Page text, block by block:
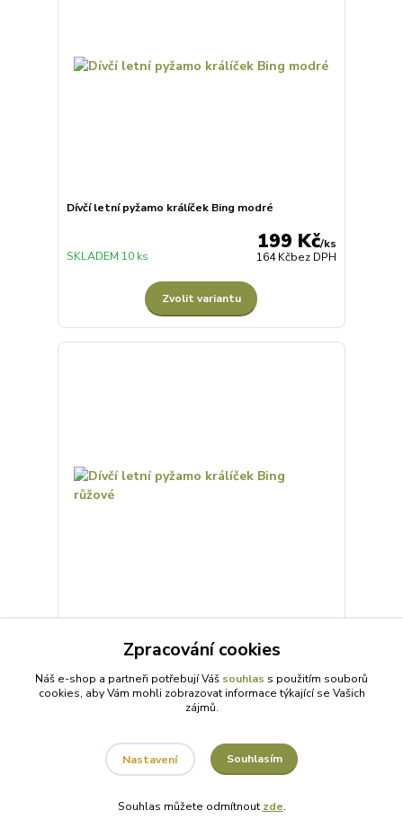
Dívčí letní pyžamo králíček Bing modré
199 Kč/ks
164 Kčbez DPH
SKLADEM 10 ks
Zvolit variantu
199 Kč
164 Kčbez DPH
SKLADEM 6 ks
Zvolit variantu
Zpracování cookies
Náš e-shop a partneři potřebují Váš souhlas s použitím souborů
cookies, aby Vám mohli zobrazovat informace týkající se Vašich
zájmů.
Nastavení Souhlasím
Souhlas můžete odmítnout zde.